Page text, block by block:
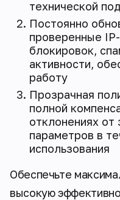
технической
Постоянно
проверенные
блокировок,
активности,
работу
Прозрачная
полной
отклонениях от
параметров в
использования
Обеспечьте
высокую